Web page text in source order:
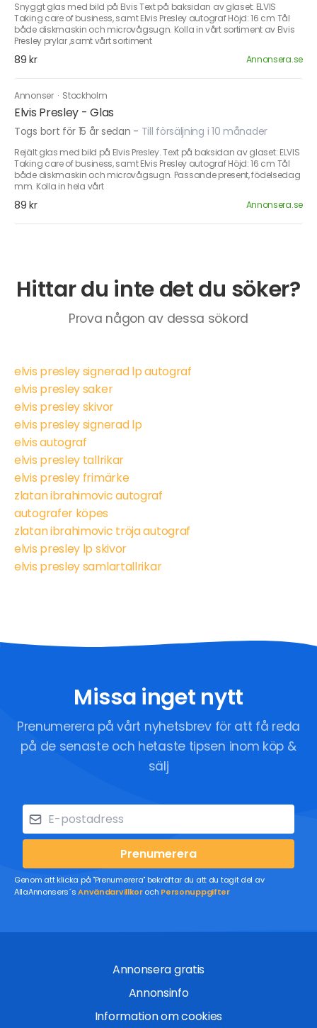
Snyggt glas med bild på Elvis Text på baksidan av glaset: ELVIS
Taking care of business, samt Elvis Presley autograf Höjd: 16 cm Tål
både diskmaskin och microvågsugn. Kolla in vårt sortiment av Elvis
Presley prylar ,samt vårt sortiment
89 kr Annonsera.se
Annonser · Stockholm
Elvis Presley - Glas
Togs bort för 15 år sedan - Till försäljning i 10 månader
Rejält glas med bild på Elvis Presley. Text på baksidan av glaset: ELVIS
Taking care of business, samt Elvis Presley autograf Höjd: 16 cm Tål
både diskmaskin och microvågsugn. Passande present, födelsedag
mm. Kolla in hela vårt
89 kr Annonsera.se
Hittar du inte det du söker?
Prova någon av dessa sökord
elvis presley signerad lp autograf
elvis presley saker
elvis presley skivor
elvis presley signerad lp
elvis autograf
elvis presley tallrikar
elvis presley frimärke
zlatan ibrahimovic autograf
autografer köpes
zlatan ibrahimovic tröja autograf
elvis presley lp skivor
elvis presley samlartallrikar
Missa inget nytt
Prenumerera på vårt nyhetsbrev för att få reda
på de senaste och hetaste tipsen inom köp &
sälj
Prenumerera
Genom att klicka på "Prenumerera" bekräftar du att du tagit del av
AllaAnnonsers´sAnvändarvillkoroch Personuppgifter
Annonsera gratis
Annonsinfo
Information om cookies